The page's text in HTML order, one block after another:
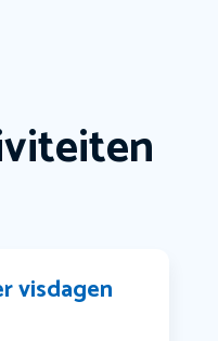
visdagen